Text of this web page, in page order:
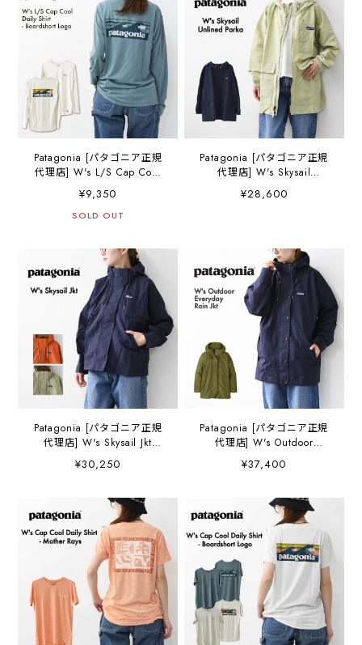
Patagonia [パタゴニア正規
代理店] W's L/S Cap Cool
Daily Shirt - Boardshort
Logo [45465] ウィメンズ・
ロングスリーブ・キャプリ
シャツ（ボードショーツ・
ロゴ）・長袖Tシャツ・
LADY'S [2026SS]
¥9,350
SOLD OUT
Patagonia [パタゴニア正規
代理店] W's Skysail
Unlined Parka [20460] ウィ
メンズ・スカイセイル・ア
¥28,600
Patagonia [パタゴニア正規
代理店] W's Skysail Jkt
[26540] ウィメンズ・スカ
イセイル・ジャケット・ア
¥30,250
Patagonia [パタゴニア正規
代理店] W's Outdoor
Everyday Rain Jkt [20405]
ウィメンズ・アウトドア・
ケット・LADY'S [2026SS]
¥37,400